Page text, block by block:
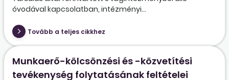
óvodával kapcsolatban, intézményi...
Tovább a teljes cikkhez
Munkaerő-kölcsönzési és -közvetítési
tevékenység folytatásának feltételei